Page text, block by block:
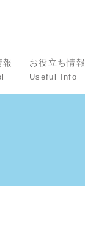
報 お役立ち情報
Useful Info